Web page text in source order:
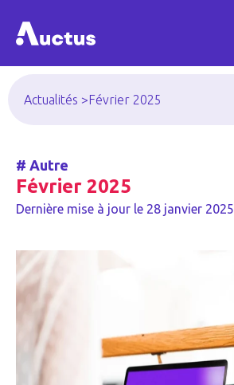
Actualités > Février 2025
# Autre
Février 2025
Dernière mise à jour le 28 janvier 2025